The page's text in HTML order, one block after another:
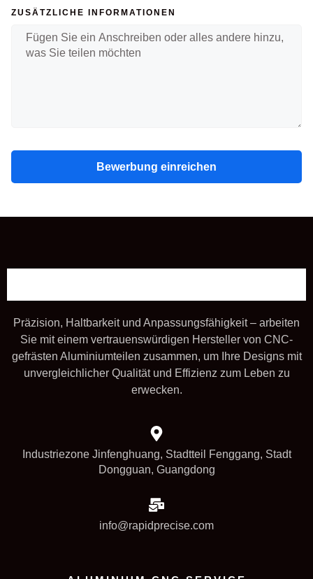
ZUSÄTZLICHE INFORMATIONEN
Bewerbung einreichen
Präzision, Haltbarkeit und Anpassungsfähigkeit – arbeiten
Sie mit einem vertrauenswürdigen Hersteller von CNC-
gefrästen Aluminiumteilen zusammen, um Ihre Designs mit
unvergleichlicher Qualität und Effizienz zum Leben zu
erwecken.
Industriezone Jinfenghuang, Stadtteil Fenggang, Stadt
Dongguan, Guangdong
info@rapidprecise.com